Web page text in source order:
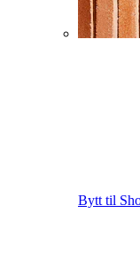
Bytt til